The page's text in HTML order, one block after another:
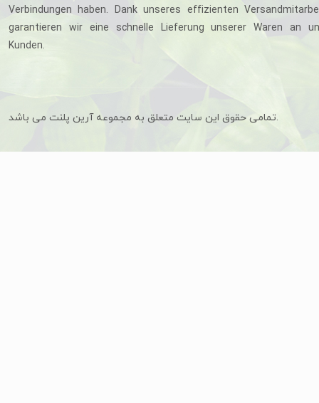
Verbindungen haben. Dank unseres effizienten
garantieren wir eine schnelle Lieferung unserer Waren an
Kunden.
تمامی حقوق این سایت متعلق به مجموعه آرین پلنت می باشد.